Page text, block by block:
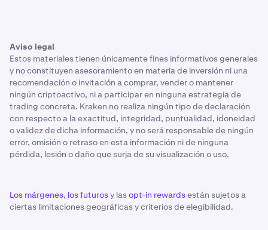
Aviso legal
Estos materiales tienen únicamente fines informativos generales
y no constituyen asesoramiento en materia de inversión ni una
recomendación o invitación a comprar, vender o mantener
ningún criptoactivo, ni a participar en ninguna estrategia de
trading concreta. Kraken no realiza ningún tipo de declaración
con respecto a la exactitud, integridad, puntualidad, idoneidad
o validez de dicha información, y no será responsable de ningún
error, omisión o retraso en esta información ni de ninguna
pérdida, lesión o daño que surja de su visualización o uso.
Los márgenes, los futurosy lasopt-in rewardsestán sujetos a
ciertas limitaciones geográficas y criterios de elegibilidad.